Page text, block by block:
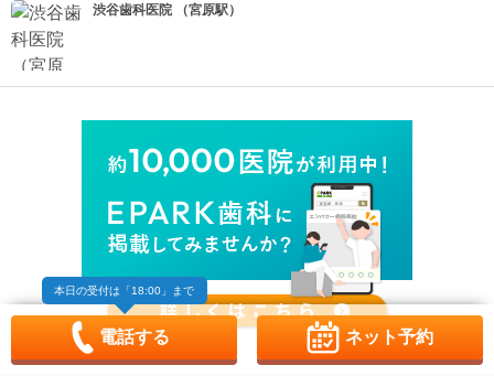
本日の受付は 「18:00」まで
電話する ネット予約
渋谷歯科医院 （宮原駅）